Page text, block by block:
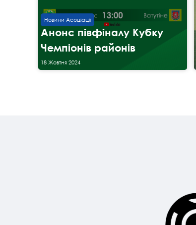
Новини Асоціації
Анонс півфіналу Кубку
Чемпіонів районів
18 Жовтня 2024